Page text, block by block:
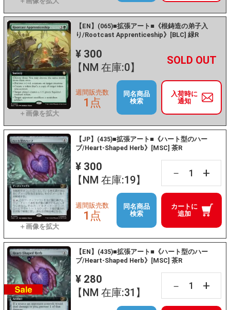
【EN】(065)■拡張アート■《根鋳造の弟子入
り/Rootcast Apprenticeship》[BLC] 緑R
¥ 300
【NM 在庫:0】
－ +
入荷時に
通知
週間販売数
1点
同名商品
検索
【JP】(435)■拡張アート■《ハート型のハー
ブ/Heart-Shaped Herb》[MSC] 茶R
¥ 300
【NM 在庫:19】
－ +
カートに
追加
週間販売数
1点
同名商品
検索
【EN】(435)■拡張アート■《ハート型のハー
ブ/Heart-Shaped Herb》[MSC] 茶R
¥ 280
【NM 在庫:31】
－ +